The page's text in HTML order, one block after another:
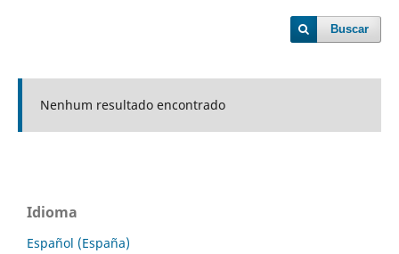
Buscar
Nenhum resultado encontrado
Idioma
Español (España)